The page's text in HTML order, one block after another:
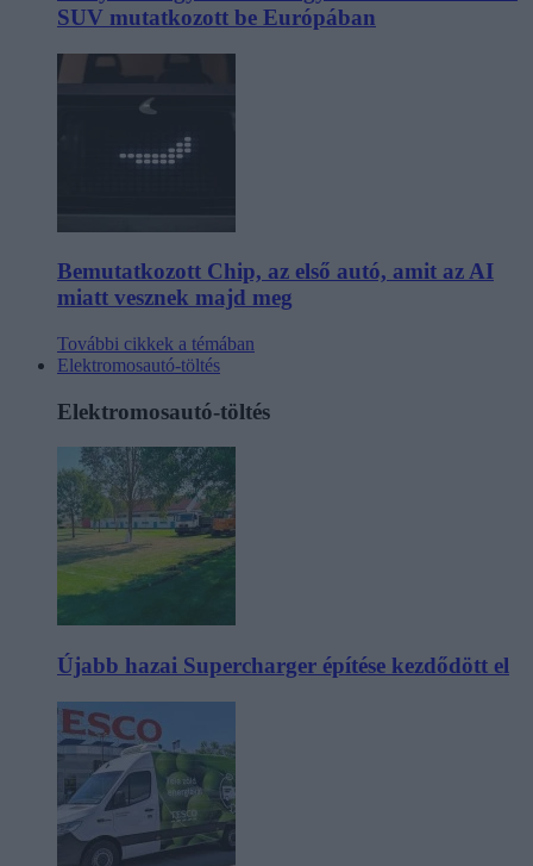
SUV mutatkozott be Európában
Bemutatkozott Chip, az első autó, amit az AI
miatt vesznek majd meg
További cikkek a témában
Elektromosautó-töltés
Elektromosautó-töltés
Újabb hazai Supercharger építése kezdődött el